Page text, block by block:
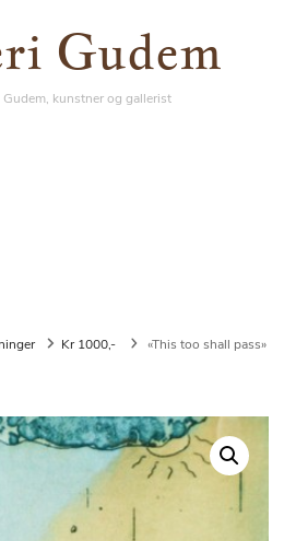
Gudem
Gudem, kunstner og gallerist
gallerist
Kr 1000,- «This too shall pass»